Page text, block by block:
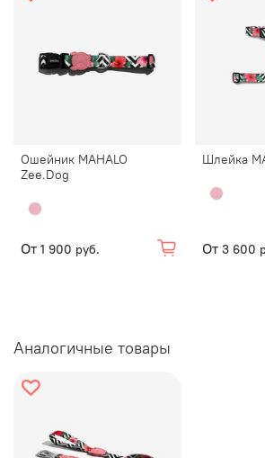
Динамичный город или дикая
улицах, в лесу или на берегу моря
Ошейник MAHALO
Zee.Dog
От 1 900 руб.
Шлейка
От 3 600
Аналогичные товары